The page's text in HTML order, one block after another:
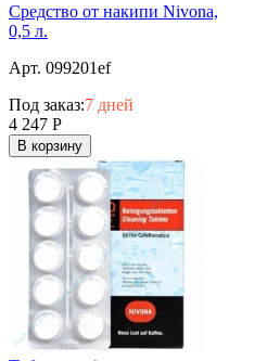
Средство от накипи Nivona,
0,5 л.
Арт. 099201ef
Под заказ:7 дней
4 247 Р
В корзину